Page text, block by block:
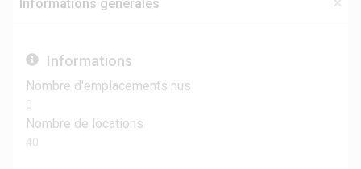
Informations générales
Informations
Nombre d'emplacements nus
0
Nombre de locations
40